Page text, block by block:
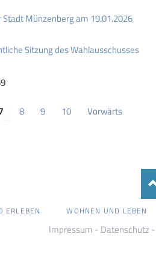
Münzenberg am 19.01.2026
Sitzung des Wahlausschusses
8 9 10
Vorwärts
ERLEBEN WOHNEN UND LEBEN
Impressum - Datenschutz